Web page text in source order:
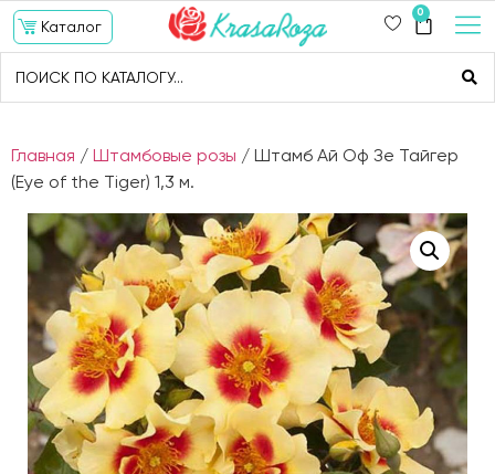
Каталог
0
Главная / Штамбовые розы / Штамб Ай Оф Зе Тайгер
(Eye of the Tiger) 1,3 м.